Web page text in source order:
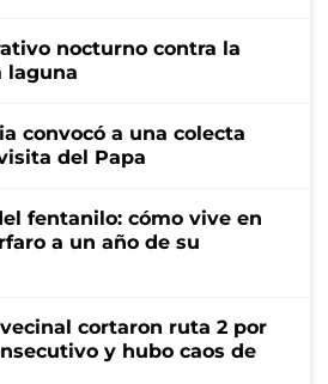
nocturno contra la
laguna
convocó a una colecta
del Papa
fentanilo: cómo vive en
a un año de su
cortaron ruta 2 por
y hubo caos de